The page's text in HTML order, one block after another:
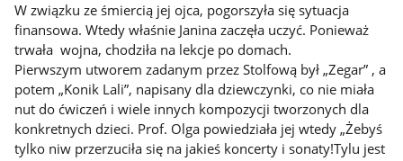
W związku ze śmiercią jej ojca, pogorszyła się sytuacja
finansowa. Wtedy właśnie Janina zaczęła uczyć. Ponieważ
trwała wojna, chodziła na lekcje po domach.
Pierwszym utworem zadanym przez Stolfową był „Zegar” , a
potem „Konik Lali”, napisany dla dziewczynki, co nie miała
nut do ćwiczeń i wiele innych kompozycji tworzonych dla
konkretnych dzieci. Prof. Olga powiedziała jej wtedy „Żebyś
tylko niw przerzuciła się na jakieś koncerty i sonaty!Tylu jest